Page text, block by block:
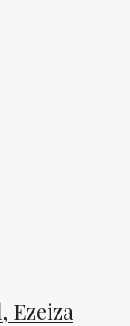
Ezeiza